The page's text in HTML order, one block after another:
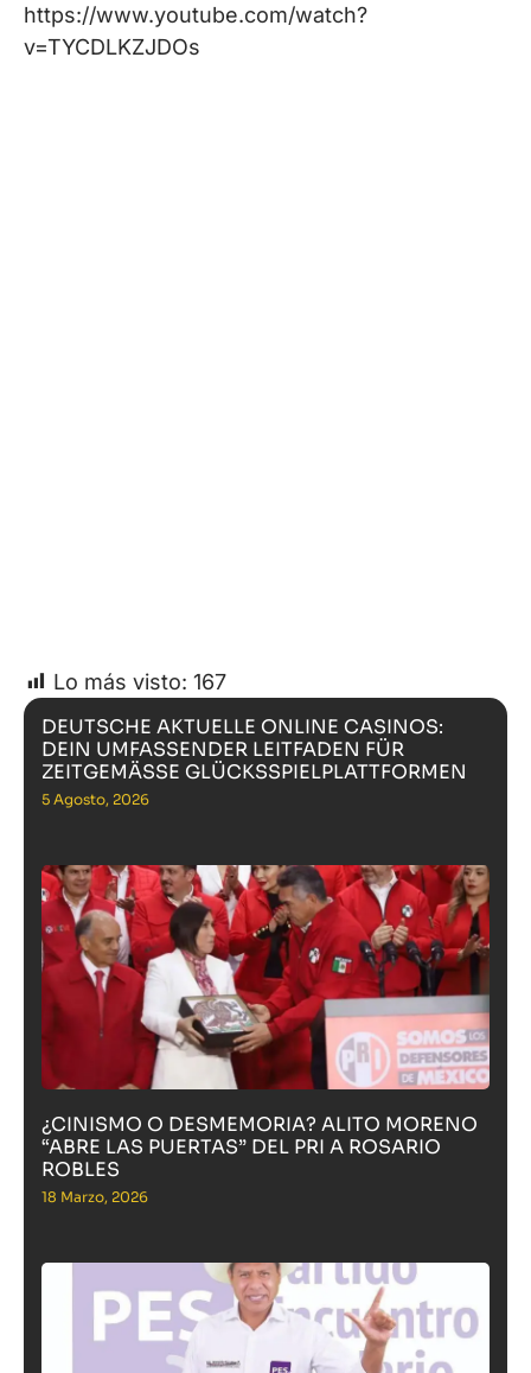
https://www.youtube.com/watch?
v=TYCDLKZJDOs
Lo más visto: 167
DEUTSCHE AKTUELLE ONLINE CASINOS:
DEIN UMFASSENDER LEITFADEN FÜR
ZEITGEMÄSSE GLÜCKSSPIELPLATTFORMEN
5 Agosto, 2026
¿CINISMO O DESMEMORIA? ALITO MORENO
“ABRE LAS PUERTAS” DEL PRI A ROSARIO
ROBLES
18 Marzo, 2026